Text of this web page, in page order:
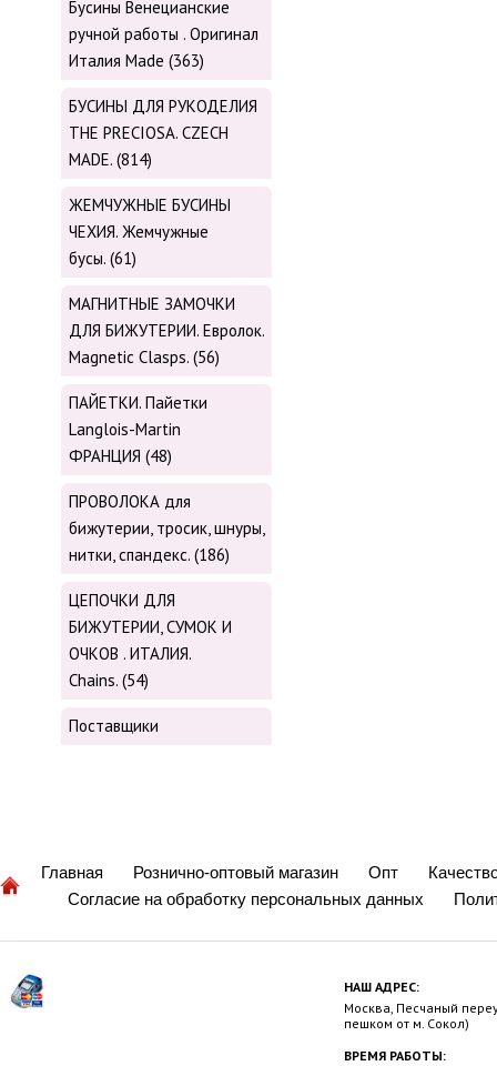
Бусины Венецианские
ручной работы . Оригинал
Италия Made (363)
БУСИНЫ ДЛЯ РУКОДЕЛИЯ
THE PRECIOSA. CZECH
MADE. (814)
ЖЕМЧУЖНЫЕ БУСИНЫ
ЧЕХИЯ. Жемчужные
бусы. (61)
МАГНИТНЫЕ ЗАМОЧКИ
ДЛЯ БИЖУТЕРИИ. Евролок.
Magnetic Сlasps. (56)
ПАЙЕТКИ. Пайетки
Langlois-Martin
ФРАНЦИЯ (48)
ПРОВОЛОКА для
бижутерии, тросик, шнуры,
нитки, cпандекс. (186)
ЦЕПОЧКИ ДЛЯ
БИЖУТЕРИИ, СУМОК И
ОЧКОВ . ИТАЛИЯ.
Chains. (54)
Поставщики
Главная Рознично-оптовый магазин Опт
Согласие на обработку персональных данных
НАШ АДРЕС:
Москва, Песчаный
пешком от м. Сокол)
ВРЕМЯ РАБОТЫ: